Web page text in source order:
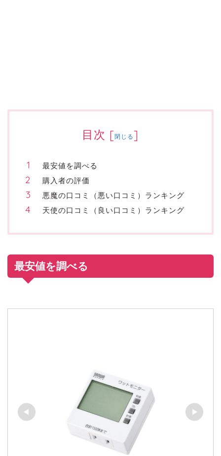
目次 [閉じる]
最安値を調べる
購入者の評価
悪魔の口コミ（悪い口コミ）ランキング
天使の口コミ（良い口コミ）ランキング
最安値を調べる